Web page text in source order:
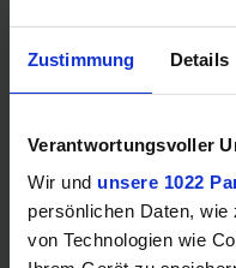
Zustimmung Details
Verantwortungsvoller
Wir und unsere 1022
persönlichen Daten,
von Technologien wie
RAM-
ECC-Unterstützung